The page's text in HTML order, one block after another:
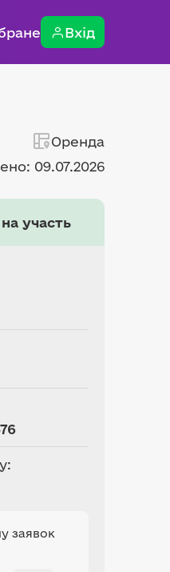
Вхід
Оренда
09.07.2026
участь
заявок